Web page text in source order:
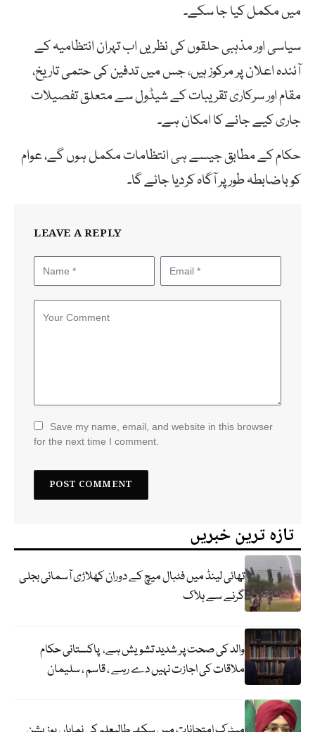
میں مکمل کیا جا سکے۔
سیاسی اور مذہبی حلقوں کی نظریں اب تہران انتظامیہ کے
آئندہ اعلان پر مرکوز ہیں، جس میں تدفین کی حتمی تاریخ،
مقام اور سرکاری تقریبات کے شیڈول سے متعلق تفصیلات
جاری کیے جانے کا امکان ہے۔
حکام کے مطابق جیسے ہی انتظامات مکمل ہوں گے، عوام
کو باضابطہ طور پر آگاہ کردیا جائے گا۔
LEAVE A REPLY
Save my name, email, and website in this browser
for the next time I comment.
تازہ ترین خبریں
تھائی لینڈ میں فٹبال میچ کے دوران کھلاڑی آسمانی بجلی
گرنے سے ہلاک
والد کی صحت پر شدید تشویش ہے، پاکستانی حکام
ملاقات کی اجازت نہیں دے رہے ، قاسم ، سلیمان